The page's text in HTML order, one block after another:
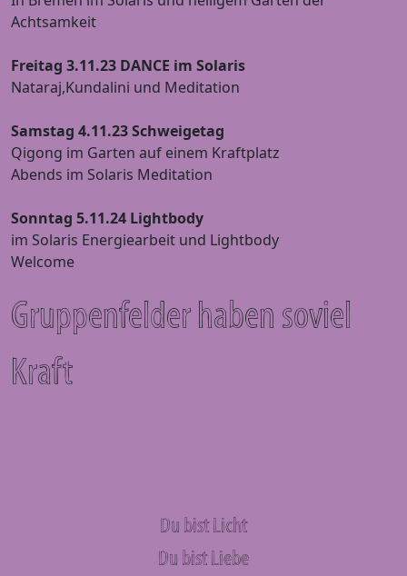
Achtsamkeit
Freitag 3.11.23 DANCE im Solaris
Nataraj,Kundalini und Meditation
Samstag 4.11.23 Schweigetag
Qigong im Garten auf einem Kraftplatz
Abends im Solaris Meditation
Sonntag 5.11.24 Lightbody
im Solaris Energiearbeit und Lightbody
Welcome
Gruppenfelder haben soviel
Kraft
Du bist Licht
Du bist Liebe